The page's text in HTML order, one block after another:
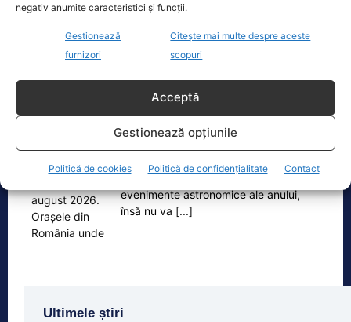
negativ anumite caracteristici și funcții.
Gestionează
furnizori
Citește mai multe despre aceste
scopuri
Acceptă
Gestionează opțiunile
Politică de cookies Politică de confidențialitate Contact
Eclipsa de soare din 12 august 2026
este unul dintre cele mai importante
evenimente astronomice ale anului,
însă nu va [...]
Ultimele știri